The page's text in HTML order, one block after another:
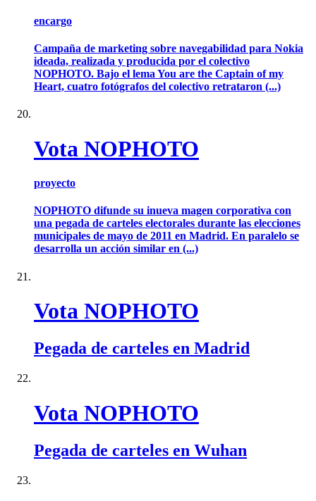
encargo
Campaña de marketing sobre navegabilidad para Nokia
ideada, realizada y producida por el colectivo
NOPHOTO. Bajo el lema You are the Captain of my
Heart, cuatro fotógrafos del colectivo retrataron (...)
Vota NOPHOTO
proyecto
NOPHOTO difunde su inueva magen corporativa con
una pegada de carteles electorales durante las elecciones
municipales de mayo de 2011 en Madrid. En paralelo se
desarrolla un acción similar en (...)
Vota NOPHOTO
Pegada de carteles en Madrid
Vota NOPHOTO
Pegada de carteles en Wuhan